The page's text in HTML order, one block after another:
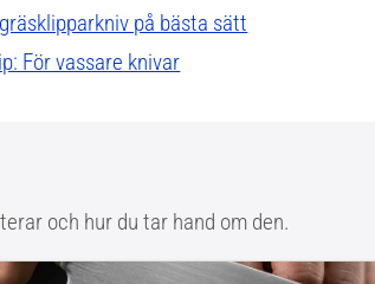
på bästa sätt
För vassare knivar
och hur du tar hand om den.